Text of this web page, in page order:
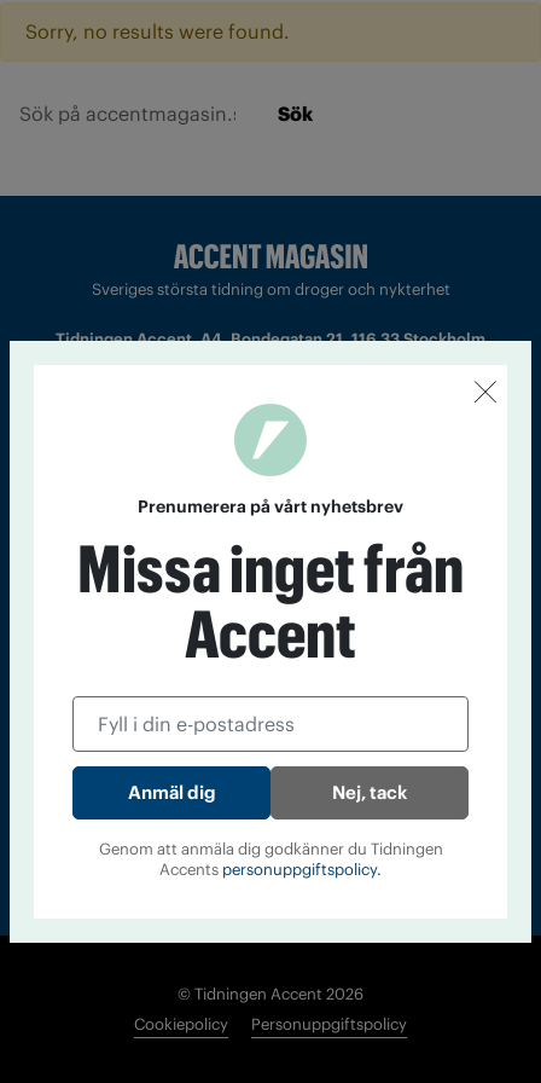
Sorry, no results were found.
Sök
Sveriges största tidning om droger och nykterhet
Tidningen Accent, A4, Bondegatan 21, 116 33 Stockholm
Chefredaktör och ansvarig utgivare: Barbro Janson Lundkvist,
barbro@a4.se.
Kontakt Om Tidningen Tidningsarkiv In English
Läs tidigare
Accent
© Tidningen Accent 2026
Cookiepolicy
Personuppgiftspolicy
Prenumerera på vårt nyhetsbrev
Missa inget från
Accent
Nej, tack
Genom att anmäla dig godkänner du Tidningen
Accents personuppgiftspolicy.